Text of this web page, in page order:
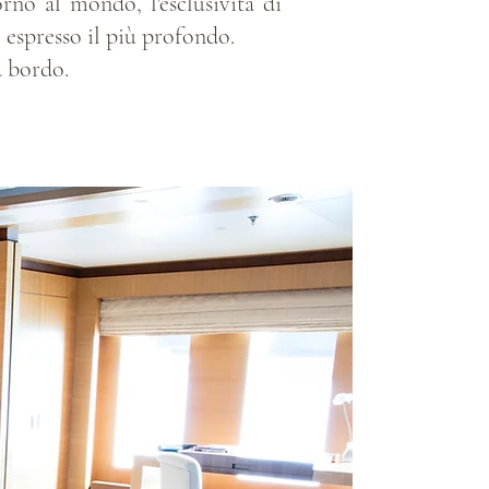
il più profondo.
bordo.